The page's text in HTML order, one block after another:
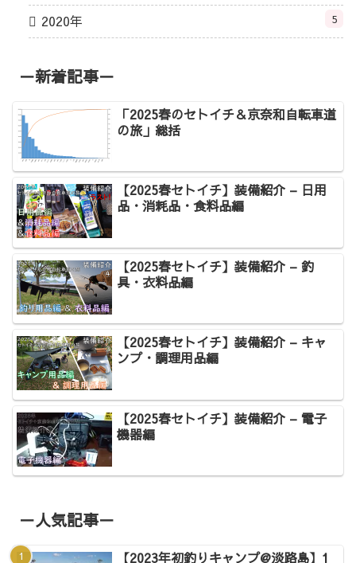
2020年 5
－新着記事－
「2025春のセトイチ＆京奈和自転車道
の旅」総括
【2025春セトイチ】装備紹介 – 日用
品・消耗品・食料品編
【2025春セトイチ】装備紹介 – 釣
具・衣料品編
【2025春セトイチ】装備紹介 – キャ
ンプ・調理用品編
【2025春セトイチ】装備紹介 – 電子
機器編
－人気記事－
【2023年初釣りキャンプ@淡路島】1